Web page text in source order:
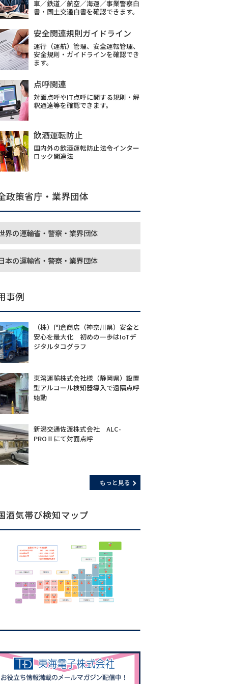
車／鉄道／航空／海運／事業警察白
書・国土交通白書を確認できます。
安全関連規則ガイドライン
運行（運航）管理、安全運転管理、
安全規則・ガイドラインを確認でき
ます。
点呼関連
対面点呼やIT点呼に関する規則・解
釈通達等を確認できます。
飲酒運転防止
国内外の飲酒運転防止法令インター
ロック関連法
政策省庁・業界団体
界の運輸省・警察・業界団体
本の運輸省・警察・業界団体
事例
（株）門倉商店（神奈川県）安全と
安心を最大化 初めの一歩はIoTデ
ジタルタコグラフ
東溶運輸株式会社様（静岡県）設置
型アルコール検知器導入で遠隔点呼
始動
新潟交通佐渡株式会社 ALC-
PROⅡにて対面点呼
もっと見る
酒気帯び検知マップ